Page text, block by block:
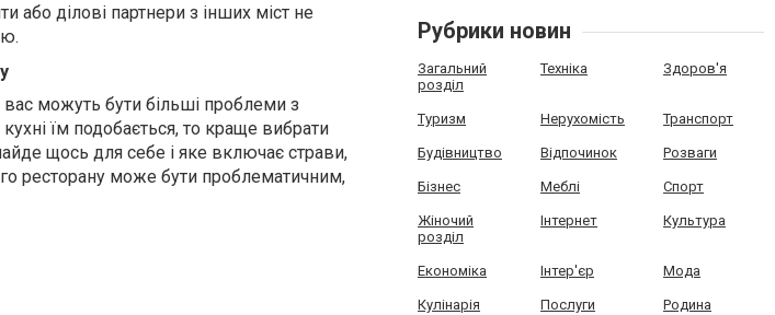
або ділові партнери з інших міст не
вас можуть бути більші проблеми з
їм подобається, то краще вибрати
щось для себе і яке включає страви,
ресторану може бути проблематичним,
Рубрики новин
Загальний
розділ
Техніка Здоров'я
Туризм Нерухомість Транспорт
Будівництво Відпочинок Розваги
Бізнес Меблі Спорт
Жіночий
розділ
Інтернет Культура
Економіка Інтер'єр Мода
Кулінарія Послуги Родина